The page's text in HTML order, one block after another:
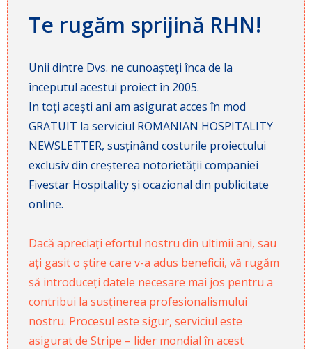
Te rugăm sprijină RHN!
Unii dintre Dvs. ne cunoașteți înca de la
începutul acestui proiect în 2005.
In toți acești ani am asigurat acces în mod
GRATUIT la serviciul ROMANIAN HOSPITALITY
NEWSLETTER, susținând costurile proiectului
exclusiv din creșterea notorietății companiei
Fivestar Hospitality și ocazional din publicitate
online.
Dacă apreciați efortul nostru din ultimii ani, sau
ați gasit o știre care v-a adus beneficii, vă rugăm
să introduceți datele necesare mai jos pentru a
contribui la susținerea profesionalismului
nostru. Procesul este sigur, serviciul este
asigurat de Stripe – lider mondial în acest